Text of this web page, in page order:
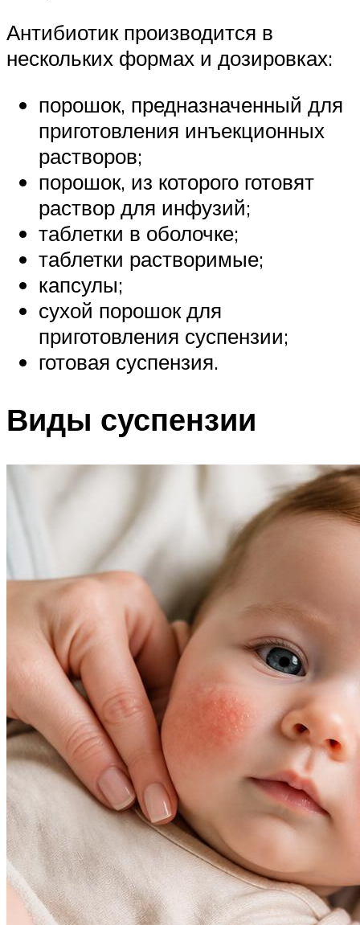
Антибиотик производится в
нескольких формах и дозировках:
порошок, предназначенный для
приготовления инъекционных
растворов;
порошок, из которого готовят
раствор для инфузий;
таблетки в оболочке;
таблетки растворимые;
капсулы;
сухой порошок для
приготовления суспензии;
готовая суспензия.
Виды суспензии